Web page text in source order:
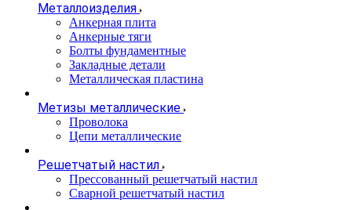
Металлоизделия
Анкерная плита
Анкерные тяги
Болты фундаментные
Закладные детали
Металлическая пластина
Метизы металлические
Проволока
Цепи металлические
Решетчатый настил
Прессованный решетчатый настил
Сварной решетчатый настил